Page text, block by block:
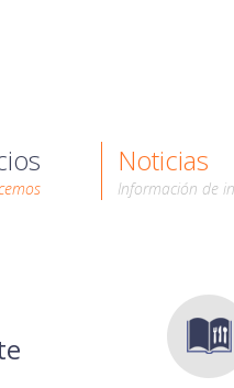
Noticias
Información de